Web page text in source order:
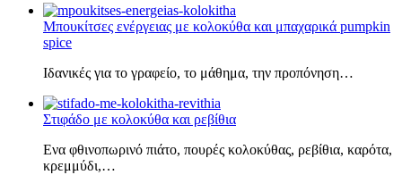
Μπουκίτσες ενέργειας με κολοκύθα και μπαχαρικά pumpkin
spice
Ιδανικές για το γραφείο, το μάθημα, την προπόνηση…
Στιφάδο με κολοκύθα και ρεβίθια
Ενα φθινοπωρινό πιάτο, πουρές κολοκύθας, ρεβίθια, καρότα,
κρεμμύδι,…